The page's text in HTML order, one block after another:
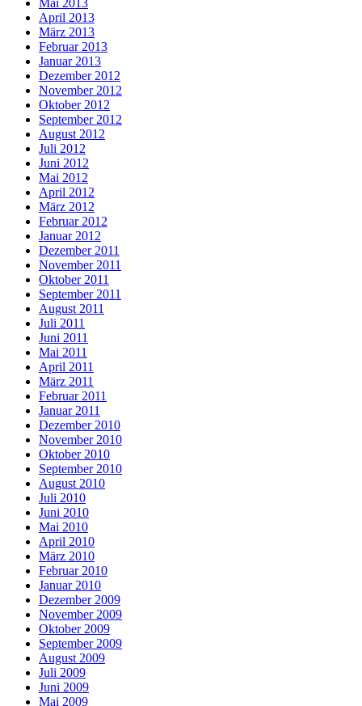
April 2013
März 2013
Februar 2013
Januar 2013
Dezember 2012
November 2012
Oktober 2012
September 2012
August 2012
Juli 2012
Juni 2012
Mai 2012
April 2012
März 2012
Februar 2012
Januar 2012
Dezember 2011
November 2011
Oktober 2011
September 2011
August 2011
Juli 2011
Juni 2011
Mai 2011
April 2011
März 2011
Februar 2011
Januar 2011
Dezember 2010
November 2010
Oktober 2010
September 2010
August 2010
Juli 2010
Juni 2010
Mai 2010
April 2010
März 2010
Februar 2010
Januar 2010
Dezember 2009
November 2009
Oktober 2009
September 2009
August 2009
Juli 2009
Juni 2009
Mai 2009